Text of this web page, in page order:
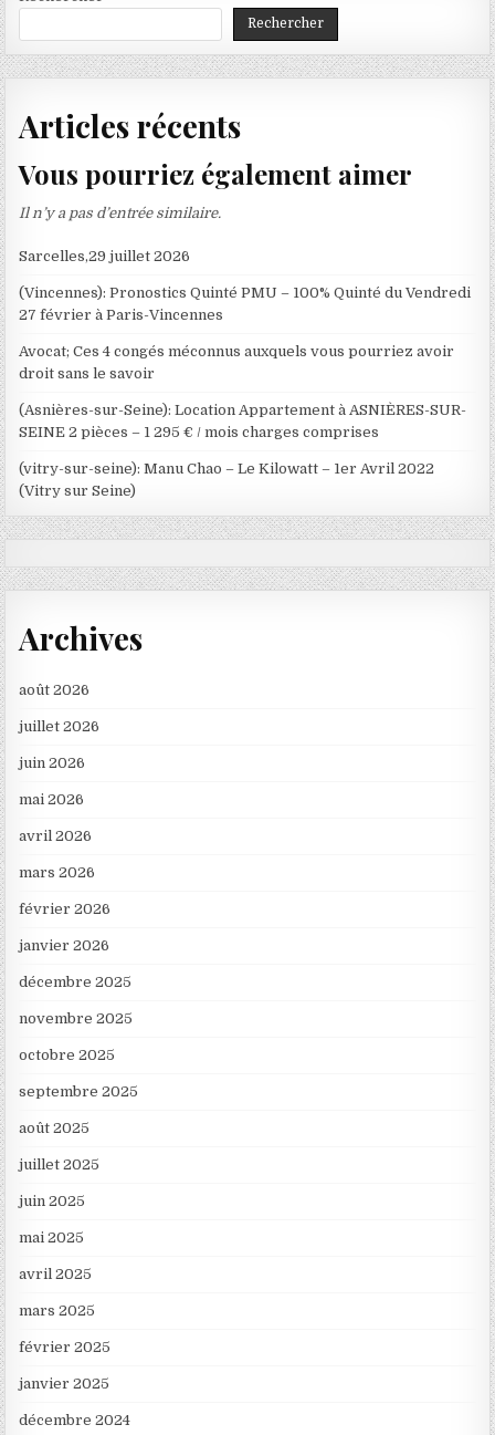
Rechercher
Articles récents
Vous pourriez également aimer
Il n’y a pas d’entrée similaire.
Sarcelles,29 juillet 2026
(Vincennes): Pronostics Quinté PMU – 100% Quinté du Vendredi
27 février à Paris-Vincennes
Avocat; Ces 4 congés méconnus auxquels vous pourriez avoir
droit sans le savoir
(Asnières-sur-Seine): Location Appartement à ASNIÈRES-SUR-
SEINE 2 pièces – 1 295 € / mois charges comprises
(vitry-sur-seine): Manu Chao – Le Kilowatt – 1er Avril 2022
(Vitry sur Seine)
Archives
août 2026
juillet 2026
juin 2026
mai 2026
avril 2026
mars 2026
février 2026
janvier 2026
décembre 2025
novembre 2025
octobre 2025
septembre 2025
août 2025
juillet 2025
juin 2025
mai 2025
avril 2025
mars 2025
février 2025
janvier 2025
décembre 2024